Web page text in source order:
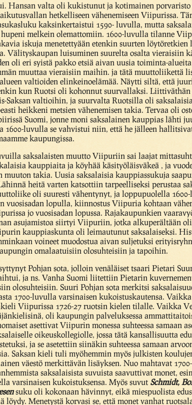
Hansan valta oli kukistunut ja kotimainen
hetkelliseen vähenemiseen Viipurissa.
kaksinkertaistui 1590- luvulla, mutta
melkein olemattomiin. 1600-luvulla tilanne
iskuja menetettyään etenkin suurten löytöretkien
luisuminen suurelta osalta vieraisiin
oli eri syistä pakko etsiä aivan uusia toiminta-
muuttaa vieraisiin maihin. ja tätä muuttoliikettä
valtioiden elinkeinoelämää. Näytti siltä, että
kun Ruotsi oli kohonnut suurvallaksi.
Saksan valtioihin, ja suurvalta Ruotsilla oli
heikkeni metsien vähenemisen takia. Tervaa oli
Suomi, jonne moni saksalainen kauppias lähti
luvulla se vahvistui niin, että he jälleen
kaupungissa.
saksalaisten muutto Viipuriin sai laajat
kauppiaita ja köyhää käsityöläisväkeä , ja
takia. Uusia saksalaisia kauppiassukuja
heitä varten katsottiin tarpeelliseksi perustaa
oli suuresti vähentynyt, ja loppupuolella
lopulla, kiinnostus Viipuria kohtaan
jo vuosisadan lopussa. Rajakaupunkien
asujamistoa siirtyi Viipuriin, jotka alkuperältään
kauppiaskunta oli leimautunut saksalaiseksi.
voineet muodostua aivan suljetuksi
omalaatuisiin olosuhteisiin ja tapoihin.
Pohjan sota, jolloin venäläiset tsaari Pietari
ja ns. Vanha Suomi liitettiin Pietarin
olosuhteisiin. Suuri Pohjan sota merkitsi
1700-luvulla varsinaisen kukoistuskautensa.
Viipurissa 1726-27 ruotsin kielen tilalle. Vaikka
oli kaupungin palveluksessa
asettivat Viipurin monessa suhteessa samaan
oikeuskollegiolle, jossa tätä kansallisuutta
ja se asetettiin siinäkin suhteessa samaan
Saksan kieli tuli myöhemmin myös julkisten
väestö merkittävän lisäyksen. Nuo mahtavat
saksalaisista suvuista saavuttivat monet,
varsinaisen kukoistuksensa. Myös suvut Schmidt,
suku oli kokonaan hävinnyt, eikä miespuolista
löydy. Menetystä korvasi se, että monet vanhat